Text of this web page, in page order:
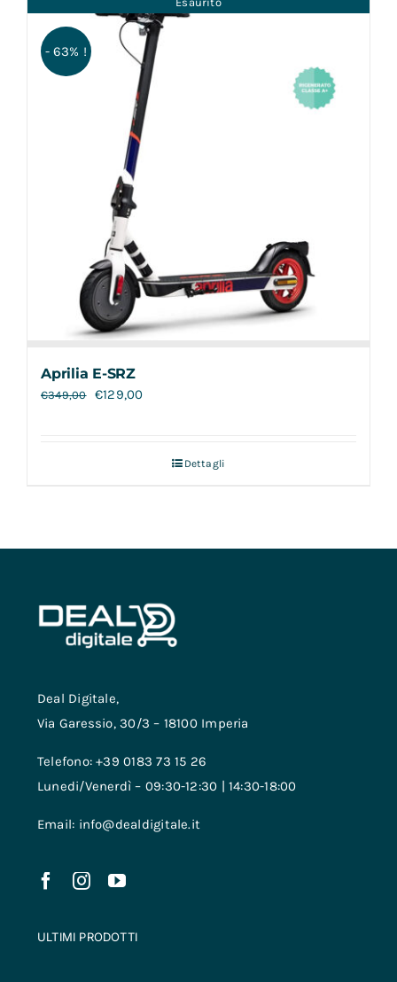
- 63% !
Aprilia E-SRZ
€349,00 €129,00
Dettagli
Deal Digitale,
Via Garessio, 30/3 – 18100 Imperia
Telefono: +39 0183 73 15 26
Lunedi/Venerdì – 09:30-12:30 | 14:30-18:00
Email: info@dealdigitale.it
ULTIMI PRODOTTI